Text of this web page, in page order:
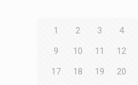
1 2 3 4
9
10 11 12
17
18 19 20